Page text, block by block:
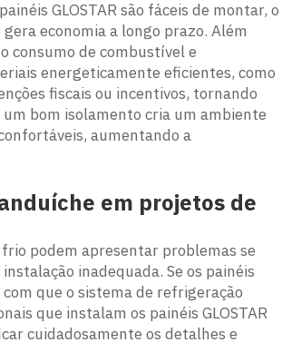
GLOSTAR são fáceis de montar, o
economia a longo prazo. Além
consumo de combustível e
energeticamente eficientes, como
fiscais ou incentivos, tornando
um bom isolamento cria um ambiente
aumentando a
em projetos de
podem apresentar problemas se
inadequada. Se os painéis
que o sistema de refrigeração
que instalam os painéis GLOSTAR
cuidadosamente os detalhes e